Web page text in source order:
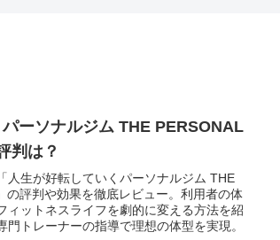
ーソナルジム THE PERSONAL
判は？
人生が好転していくパーソナルジム THE
の評判や効果を徹底レビュー。利用者の体
ィットネスライフを劇的に変える方法を紹
トレーナーの指導で理想の体型を実現。